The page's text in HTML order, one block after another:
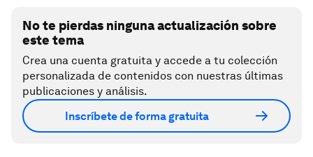
No te pierdas ninguna actualización sobre
este tema
Crea una cuenta gratuita y accede a tu colección
personalizada de contenidos con nuestras últimas
publicaciones y análisis.
Inscríbete de forma gratuita